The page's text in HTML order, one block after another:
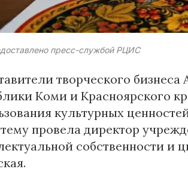
пресс-службой РЦИС
творческого
Коми и Красноярского
культурных
тему провела директор
собственности и